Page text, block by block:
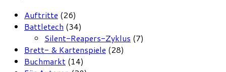
Auftritte (26)
Battletech (34)
Silent-Reapers-Zyklus (7)
Brett- & Kartenspiele (28)
Buchmarkt (14)